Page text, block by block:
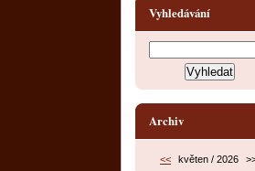
Vyhledávání
Archiv
<< květen / 2026